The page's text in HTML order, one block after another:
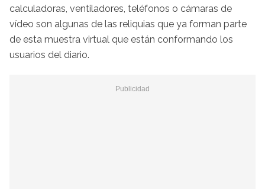
calculadoras, ventiladores, teléfonos o cámaras de
vídeo son algunas de las reliquias que ya forman parte
de esta muestra virtual que están conformando los
usuarios del diario.